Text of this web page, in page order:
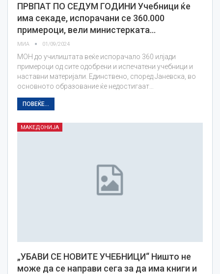
ПРВПАТ ПО СЕДУМ ГОДИНИ Учебници ќе
има секаде, испорачани се 360.000
примероци, вели министерката…
МИА 01/09/2024
МОН до училиштата веќе испорачало 360 илјади
примероци од сите одобрени и испечатени учебници и
наставни материјали. Единствено, според Јаневска, во
основното образование ќе недостигаат…
ПОВЕЌЕ...
МАКЕДОНИЈА
„УБАВИ СЕ НОВИТЕ УЧЕБНИЦИ“ Ништо не
може да се направи сега за да има книги и